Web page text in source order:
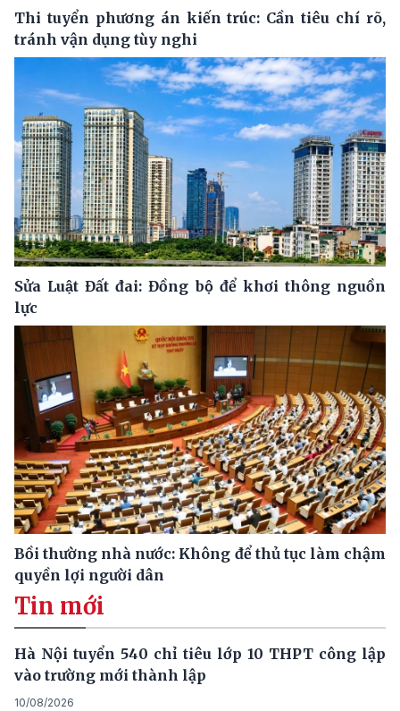
Thi tuyển phương án kiến trúc: Cần tiêu chí rõ,
tránh vận dụng tùy nghi
Sửa Luật Đất đai: Đồng bộ để khơi thông nguồn
lực
Bồi thường nhà nước: Không để thủ tục làm chậm
quyền lợi người dân
Tin mới
Hà Nội tuyển 540 chỉ tiêu lớp 10 THPT công lập
vào trường mới thành lập
10/08/2026